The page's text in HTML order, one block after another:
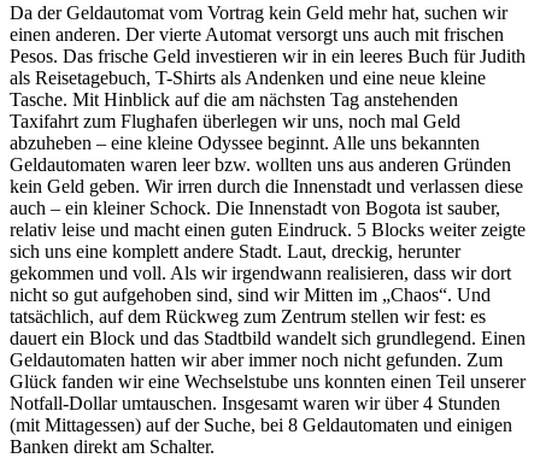
Da der Geldautomat vom Vortrag kein Geld mehr hat, suchen wir
einen anderen. Der vierte Automat versorgt uns auch mit frischen
Pesos. Das frische Geld investieren wir in ein leeres Buch für Judith
als Reisetagebuch, T-Shirts als Andenken und eine neue kleine
Tasche. Mit Hinblick auf die am nächsten Tag anstehenden
Taxifahrt zum Flughafen überlegen wir uns, noch mal Geld
abzuheben – eine kleine Odyssee beginnt. Alle uns bekannten
Geldautomaten waren leer bzw. wollten uns aus anderen Gründen
kein Geld geben. Wir irren durch die Innenstadt und verlassen diese
auch – ein kleiner Schock. Die Innenstadt von Bogota ist sauber,
relativ leise und macht einen guten Eindruck. 5 Blocks weiter zeigte
sich uns eine komplett andere Stadt. Laut, dreckig, herunter
gekommen und voll. Als wir irgendwann realisieren, dass wir dort
nicht so gut aufgehoben sind, sind wir Mitten im „Chaos“. Und
tatsächlich, auf dem Rückweg zum Zentrum stellen wir fest: es
dauert ein Block und das Stadtbild wandelt sich grundlegend. Einen
Geldautomaten hatten wir aber immer noch nicht gefunden. Zum
Glück fanden wir eine Wechselstube uns konnten einen Teil unserer
Notfall-Dollar umtauschen. Insgesamt waren wir über 4 Stunden
(mit Mittagessen) auf der Suche, bei 8 Geldautomaten und einigen
Banken direkt am Schalter.